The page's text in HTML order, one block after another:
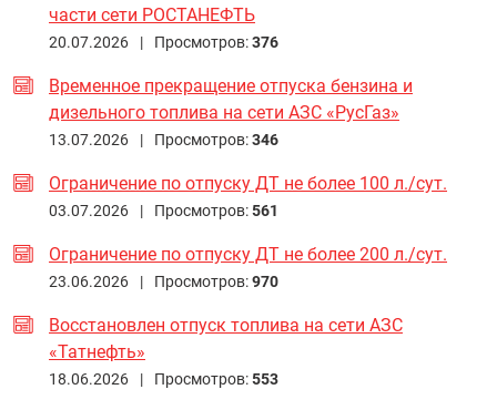
части сети РОСТАНЕФТЬ
20.07.2026 | Просмотров:376
Временное прекращение отпуска бензина и
дизельного топлива на сети АЗС «РусГаз»
13.07.2026 | Просмотров:346
Ограничение по отпуску ДТ не более 100 л./сут.
03.07.2026 | Просмотров:561
Ограничение по отпуску ДТ не более 200 л./сут.
23.06.2026 | Просмотров:970
Восстановлен отпуск топлива на сети АЗС
«Татнефть»
18.06.2026 | Просмотров:553